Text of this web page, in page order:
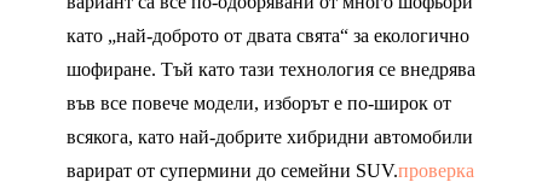
като „най-доброто от двата свята“ за екологично
шофиране. Тъй като тази технология се внедрява
във все повече модели, изборът е по-широк от
всякога, като най-добрите хибридни автомобили
варират от супермини до семейни SUV.проверка